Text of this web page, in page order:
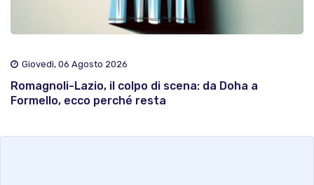
Giovedì, 06 Agosto 2026
Romagnoli-Lazio, il colpo di scena: da Doha a
Formello, ecco perché resta